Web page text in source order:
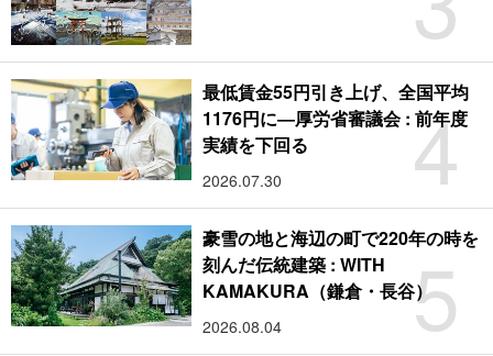
4
最低賃金55円引き上げ、全国平均
1176円に―厚労省審議会 : 前年度
実績を下回る
2026.07.30
5
豪雪の地と海辺の町で220年の時を
刻んだ伝統建築 : WITH
KAMAKURA（鎌倉・長谷）
2026.08.04